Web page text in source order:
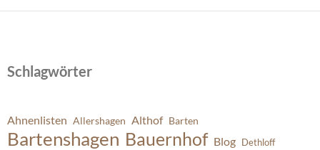
Schlagwörter
Ahnenlisten Allershagen Althof Barten
Bartenshagen Bauernhof Blog Dethloff